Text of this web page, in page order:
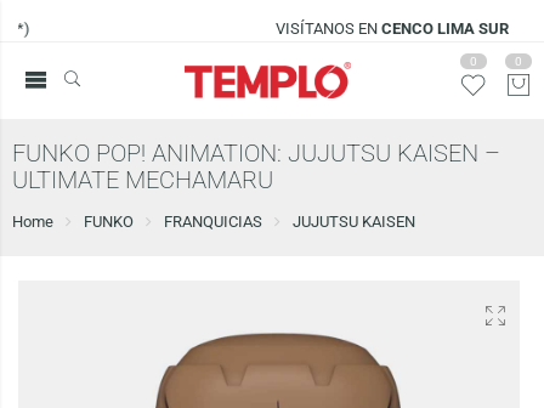
CENCO LIMA SUR
0 0
FUNKO POP! ANIMATION: JUJUTSU KAISEN –
ULTIMATE MECHAMARU
Home FUNKO FRANQUICIAS JUJUTSU KAISEN